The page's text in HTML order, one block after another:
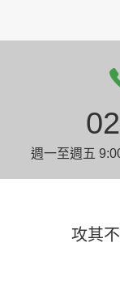
週一至週五
攻其